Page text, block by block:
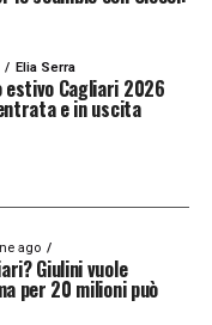
Elia Serra
estivo Cagliari 2026
e in uscita
ago
Giulini vuole
per 20 milioni può